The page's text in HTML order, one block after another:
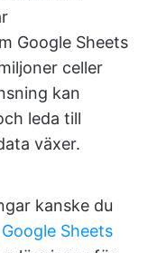
Google Sheets
celler
kan
leda till
växer.
kanske du
Sheets